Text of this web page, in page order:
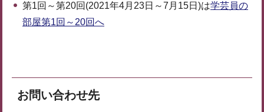
第1回～第20回(2021年4月23日～7月15日)は学芸員の
部屋第1回～20回へ
お問い合わせ先